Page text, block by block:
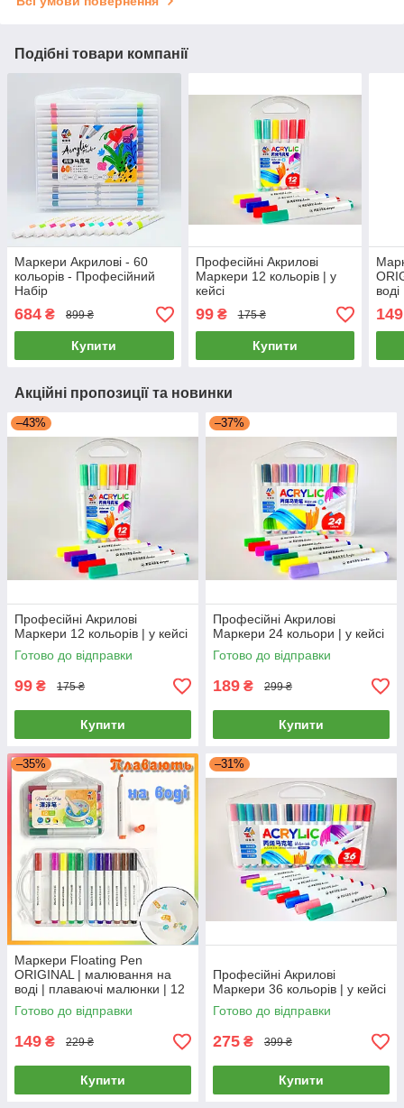
Подібні товари компанії
Маркери Акрилові - 60
кольорів - Професійний
Набір
684 ₴ 899 ₴
Купити
Професійні Акрилові
Маркери 12 кольорів | у
кейсі
99₴ 175 ₴
Купити
12
149
Акційні пропозиції та новинки
–43%
Професійні Акрилові
Маркери 12 кольорів | у кейсі
Готово до відправки
99 ₴ 175 ₴
Купити
–37%
Професійні Акрилові
Маркери 24 кольори | у кейсі
Готово до відправки
189 ₴ 299 ₴
Купити
–35%
Маркери Floating Pen
ORIGINAL | малювання на
воді | плаваючі малюнки | 12
кольорів у кейсі
Готово до відправки
149 ₴ 229 ₴
Купити
–31%
Професійні Акрилові
Маркери 36 кольорів | у кейсі
Готово до відправки
275 ₴ 399 ₴
Купити